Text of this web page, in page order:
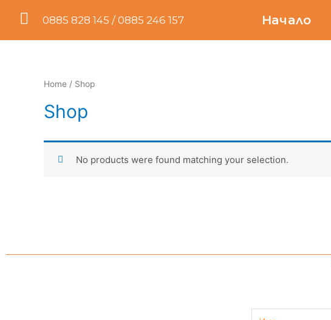
0885 828 145 / 0885 246 157 Начало
Home / Shop
Shop
No products were found matching your selection.